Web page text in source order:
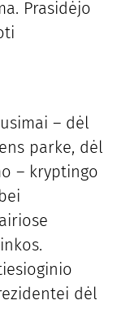
Prasidėjo
– dėl
parke, dėl
– kryptingo
dėl